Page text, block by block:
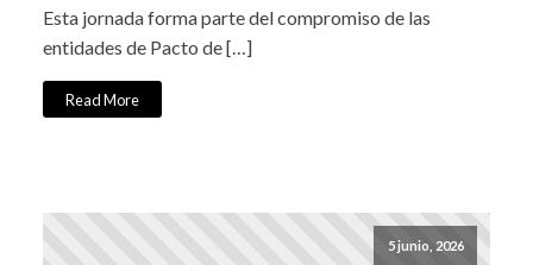
Esta jornada forma parte del compromiso de las
entidades de Pacto de […]
Read More
5 junio, 2026